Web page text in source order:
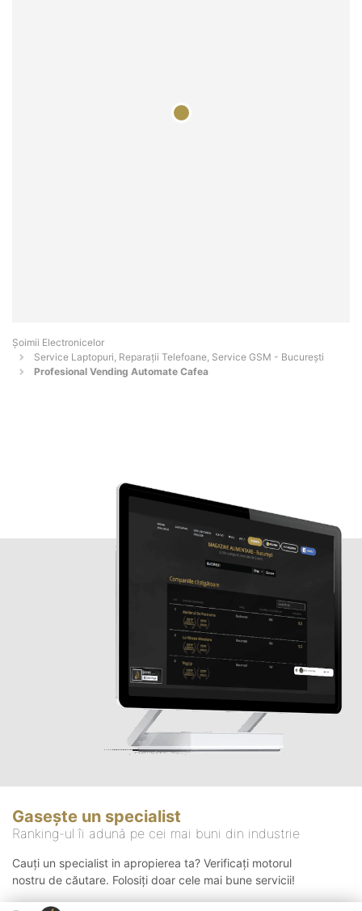
Șoimii Electronicelor
Service Laptopuri, Reparații Telefoane, Service GSM - Bucureşti
Profesional Vending Automate Cafea
Gasește un specialist
Ranking-ul îi adună pe cei mai buni din industrie
Cauți un specialist in apropierea ta? Verificați motorul
nostru de căutare. Folosiți doar cele mai bune servicii!